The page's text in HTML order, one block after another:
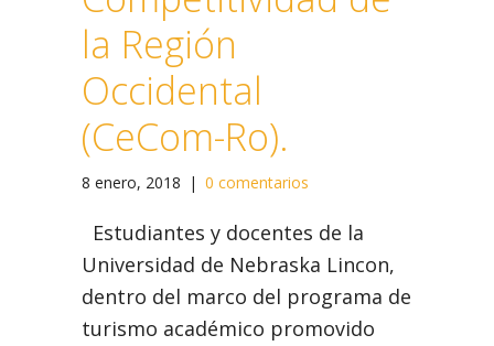
la Región
Occidental
(CeCom-Ro).
8 enero, 2018 | 0 comentarios
Estudiantes y docentes de la
Universidad de Nebraska Lincon,
dentro del marco del programa de
turismo académico promovido